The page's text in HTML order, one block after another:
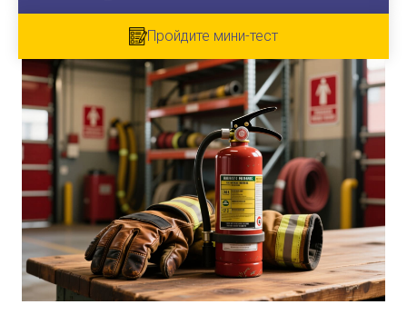
Пройдите мини-тест